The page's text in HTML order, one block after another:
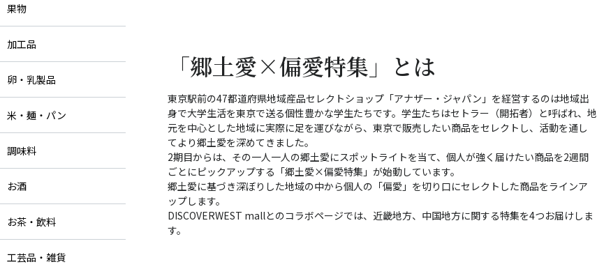
果物
加工品
卵・乳製品
米・麺・パン
調味料
お酒
お茶・飲料
工芸品・雑貨
「郷土愛×偏愛特集」とは
東京駅前の47都道府県地域産品セレクトショップ「アナザー・ジャパン」を経営するのは地域出
身で大学生活を東京で送る個性豊かな学生たちです。学生たちはセトラー（開拓者）と呼ばれ、地
元を中心とした地域に実際に足を運びながら、東京で販売したい商品をセレクトし、活動を通し
てより郷土愛を深めてきました。
2期目からは、その一人一人の郷土愛にスポットライトを当て、個人が強く届けたい商品を2週間
ごとにピックアップする「郷土愛×偏愛特集」が始動しています。
郷土愛に基づき深ぼりした地域の中から個人の「偏愛」を切り口にセレクトした商品をラインア
ップします。
DISCOVERWEST mallとのコラボページでは、近畿地方、中国地方に関する特集を4つお届けしま
す。